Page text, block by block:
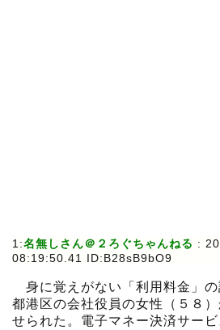
1:名無しさん＠２ろぐちゃんねる :
08:19:50.41 ID:B28sB9bO9
身に覚えがない「利用料金」
都港区の会社役員の女性（５８
せられた。電子マネー決済サー